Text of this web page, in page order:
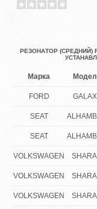
РЕЗОНАТОР (СРЕДНИЙ)
Марка
FORD
SEAT
SEAT
VOLKSWAGEN
VOLKSWAGEN
VOLKSWAGEN